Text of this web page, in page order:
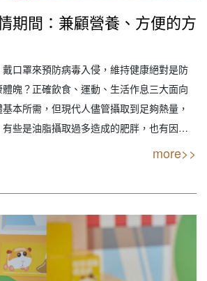
期間：兼顧營養、方便的方
口罩來預防病毒入侵，維持健康絕對是防
魄？正確飲食、運動、生活作息三大面向
本所需，但現代人儘管攝取到足夠熱量，
些是油脂攝取過多造成的肥胖，也有因為
能運作。而現階段疫情升溫，盡量避免出
more>>